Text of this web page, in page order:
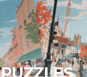
PUZZLES